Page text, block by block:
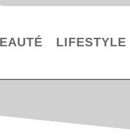
LIFESTYLE